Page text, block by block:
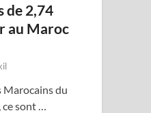
de 2,74
au Maroc
Marocains du
sont …